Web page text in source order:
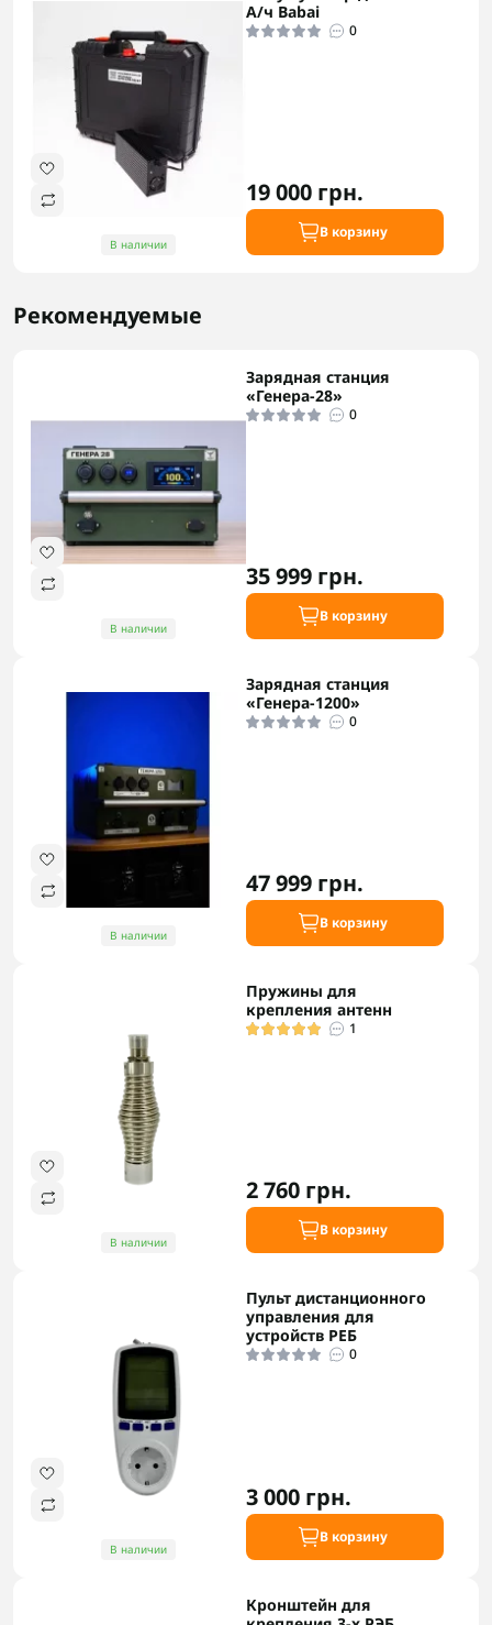
В наличии
А/ч Babai
0
19 000 грн.
В корзину
Рекомендуемые
В наличии
Зарядная станция
«Генера-28»
0
35 999 грн.
В корзину
В наличии
Зарядная станция
«Генера-1200»
0
47 999 грн.
В корзину
В наличии
Пружины для
крепления антенн
1
2 760 грн.
В корзину
В наличии
Пульт дистанционного
управления для
устройств РЕБ
0
3 000 грн.
В корзину
Кронштейн для